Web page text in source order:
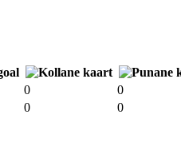
0
0
0 0